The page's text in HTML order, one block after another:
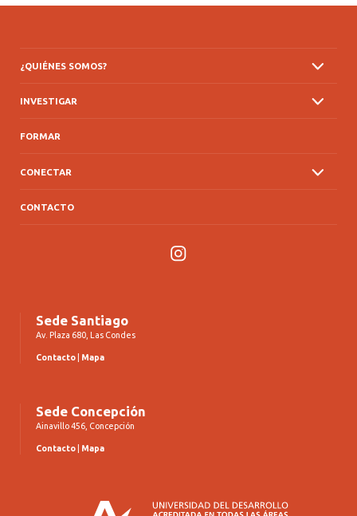
¿QUIÉNES SOMOS?
INVESTIGAR
FORMAR
CONECTAR
CONTACTO
Instagram
Sede Santiago
Av. Plaza 680, Las Condes
Contacto Mapa
Sede Concepción
Ainavillo 456, Concepción
Contacto Mapa